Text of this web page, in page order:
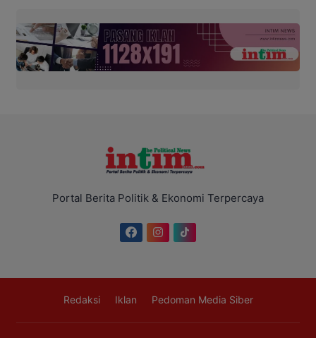
Portal Berita Politik & Ekonomi Terpercaya
Redaksi Iklan Pedoman Media Siber